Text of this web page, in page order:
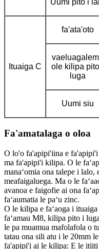
Uumi pito i
Ituaiga C
fa'ata'oto
ole kilipa
luga
Uumi siu
Fa'amatalaga o oloa
O lo'o fa'apipi'iina e fa'apipi'i
ma fa'apipi'i kilipa. O le
manaʻomia ona talepe i lalo,
meafaigaluega. Ma o le
avanoa e faigofie ai ona
faʻaumatia le paʻu zinc.
O le kilipa e faʻaoga i ituaiga
faʻamau M8, kilipa pito i
le pa muamua mafolafola o
tatau ona sili atu i le 20mm
fa'apipi'i ai le kilipa: E le